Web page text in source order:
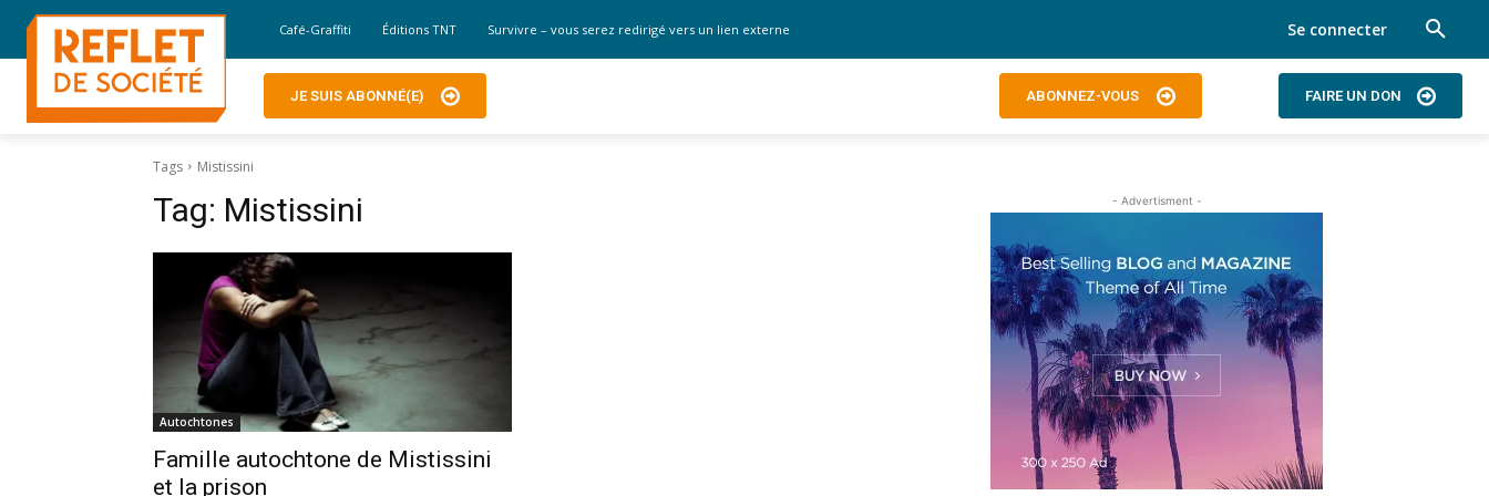
Café-Graffiti Éditions TNT Survivre – vous serez redirigé vers un lien externe Se connecter
JE SUIS ABONNÉ(E) ABONNEZ-VOUS FAIRE UN DON
Tags Mistissini
Tag: Mistissini
Autochtones
Famille autochtone de Mistissini
et la prison
- Advertisment -